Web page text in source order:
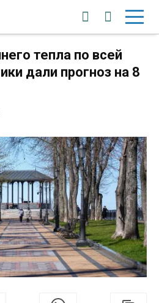
тепла по всей
дали прогноз на 8